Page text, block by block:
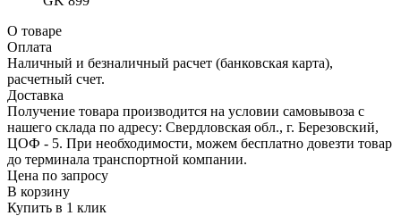
О товаре
Оплата
Наличный и безналичный расчет (банковская карта),
расчетный счет.
Доставка
Получение товара производится на условии самовывоза с
нашего склада по адресу: Свердловская обл., г. Березовский,
ЦОФ - 5. При необходимости, можем бесплатно довезти товар
до терминала транспортной компании.
Цена по запросу
В корзину
Купить в 1 клик